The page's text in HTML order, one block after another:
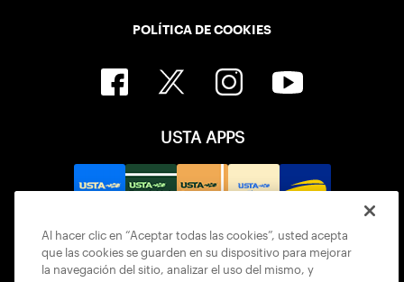
POLÍTICA DE COOKIES
USTA APPS
Al hacer clic en “Aceptar todas las cookies”, usted acepta
que las cookies se guarden en su dispositivo para mejorar
la navegación del sitio, analizar el uso del mismo, y